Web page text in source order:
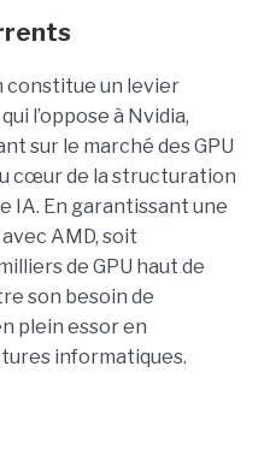
constitue un levier
l’oppose à Nvidia,
sur le marché des GPU
cœur de la structuration
IA. En garantissant une
AMD, soit
de GPU haut de
son besoin de
plein essor en
informatiques.